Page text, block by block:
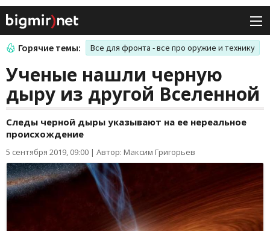
Горячие темы: Все для фронта - все про оружие и технику
Ученые нашли черную
дыру из другой Вселенной
Следы черной дыры указывают на ее нереальное
происхождение
5 сентября 2019, 09:00 | Автор: Максим Григорьев